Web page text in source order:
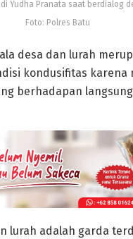
Yudha Pranata saat berdialog
Foto: Polres Batu
desa dan lurah
kondusifitas karena
berhadapan
lurah adalah garda